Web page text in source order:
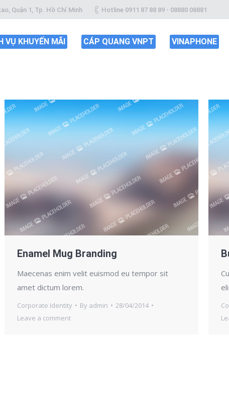
Quận 1, Tp. Hồ Chí Minh Hotline 0911 87 88 89 - 08880 08881
VỤ KHUYẾN MÃI CÁP QUANG VNPT VINAPHONE
Enamel Mug Branding
Maecenas enim velit euismod eu tempor sit
amet dictum lorem.
Corporate Identity By admin
28/04/2014
Leave a comment